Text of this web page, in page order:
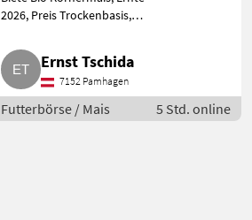
2026, Preis Trockenbasis,
ab Feld gekauft werden.
Futterbörse Mais
Ernst Tschida
7152 Pamhagen
Futterbörse / Mais 5 Std. online